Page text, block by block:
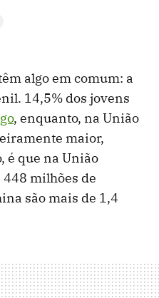
algo em comum: a
14,5% dos jovens
, enquanto, na União
maior,
é que na União
milhões de
são mais de 1,4